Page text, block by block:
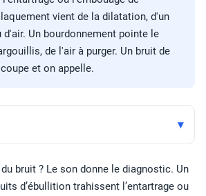
vient de la dilatation, d'un
d'air. Un bourdonnement pointe le
de l'air à purger. Un bruit de
et on appelle.
bruit ? Le son donne le diagnostic. Un
d’ébullition trahissent l’entartrage ou